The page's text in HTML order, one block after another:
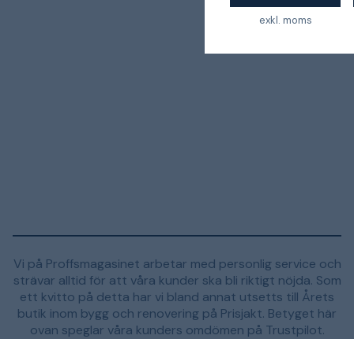
exkl. moms
Vi på Proffsmagasinet arbetar med personlig service och
strävar alltid för att våra kunder ska bli riktigt nöjda. Som
ett kvitto på detta har vi bland annat utsetts till Årets
butik inom bygg och renovering på Prisjakt. Betyget här
ovan speglar våra kunders omdömen på Trustpilot.